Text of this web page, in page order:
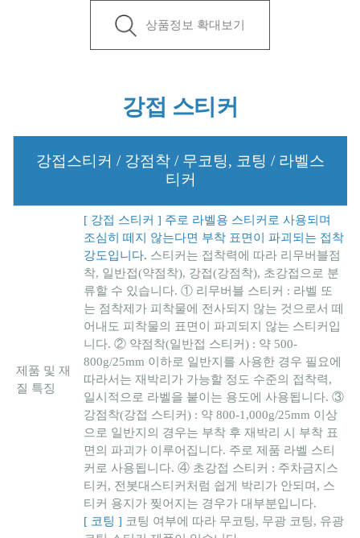
상품정보 확대보기
강접 스티커
강접스티커 / 강점착 / 무코팅, 코팅 / 라벨스
티커
제품 및 재
질 특징
[ 강접 스티커 ] 주로 라벨용 스티커로 사용되며
조심히 떼지 않는다면 부착 표면이 파괴되는 접착
강도입니다. 스티커는 접착력에 따라 리무버블점
착, 일반접(약점착), 강접(강점착), 초강접으로 분
류할 수 있습니다. ① 리무버블 스티커 : 라벨 또
는 점착제가 피착물에 전사되지 않는 것으로서 떼
어내도 피착물의 표면이 파괴되지 않는 스티커입
니다. ② 약점착(일반접 스티커) : 약 500-
800g/25mm 이하로 일반지를 사용한 경우 필요에
따라서는 재박리가 가능할 정도 수준의 접착력,
일시적으로 라벨을 붙이는 용도에 사용됩니다. ③
강점착(강접 스티커) : 약 800-1,000g/25mm 이상
으로 일반지의 경우는 부착 후 재박리 시 부착 표
면의 파괴가 이루어집니다. 주로 제품 라벨 스티
커로 사용됩니다. ④ 초강접 스티커 : 주차금지스
티커, 전봇대스티커처럼 쉽게 박리가 안되며, 스
티커 용지가 찢어지는 경우가 대부분입니다.
[ 코팅 ] 코팅 여부에 따라 무코팅, 무광 코팅, 유광